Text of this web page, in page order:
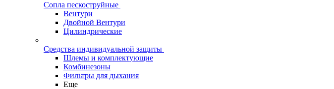
Сопла пескоструйные
Вентури
Двойной Вентури
Цилиндрические
Средства индивидуальной защиты
Шлемы и комплектующие
Комбинезоны
Фильтры для дыхания
Еще